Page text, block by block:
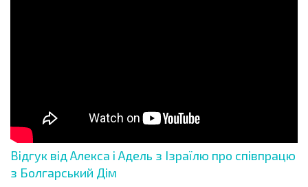
Відгук від Алекса і Адель з Ізраїлю про співпрацю
з Болгарський Дім